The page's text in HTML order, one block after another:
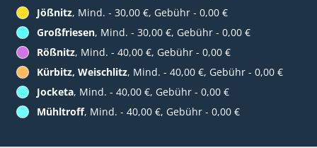
Jößnitz, Mind. - 30,00 €, Gebühr - 0,00 €
Großfriesen, Mind. - 30,00 €, Gebühr - 0,00 €
Rößnitz, Mind. - 40,00 €, Gebühr - 0,00 €
Kürbitz, Weischlitz, Mind. - 40,00 €, Gebühr - 0,00 €
Jocketa, Mind. - 40,00 €, Gebühr - 0,00 €
Mühltroff, Mind. - 40,00 €, Gebühr - 0,00 €